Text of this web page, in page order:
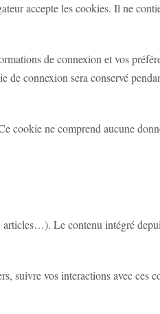
accepte les cookies. Il ne
de connexion et vos
connexion sera conservé
cookie ne comprend aucune
Le contenu intégré
vos interactions avec ces